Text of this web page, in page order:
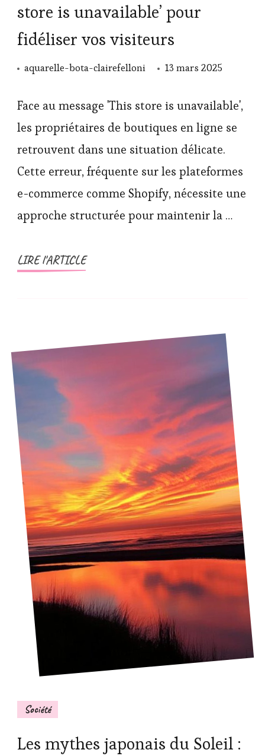
store is unavailable’ pour
fidéliser vos visiteurs
aquarelle-bota-clairefelloni 13 mars 2025
Face au message 'This store is unavailable',
les propriétaires de boutiques en ligne se
retrouvent dans une situation délicate.
Cette erreur, fréquente sur les plateformes
e-commerce comme Shopify, nécessite une
approche structurée pour maintenir la …
LIRE l'ARTICLE
Société
Les mythes japonais du Soleil :